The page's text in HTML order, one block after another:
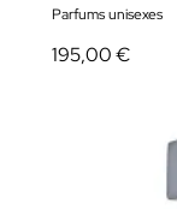
Parfums unisexes
195,00 €